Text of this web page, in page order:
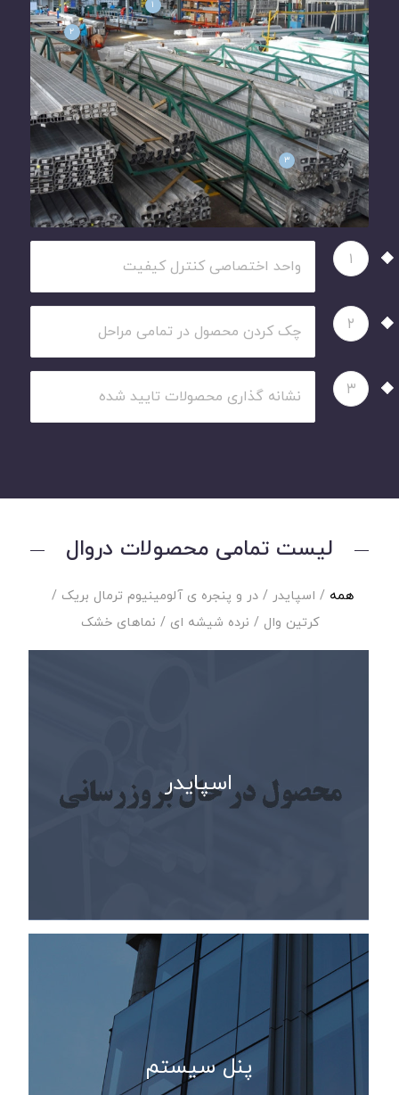
۱
۲
۳
۱ واحد اختصاصی کنترل کیفیت
۲ چک کردن محصول در تمامی مراحل
۳ نشانه گذاری محصولات تایید شده
لیست تمامی محصولات دروال
همه / اسپایدر / در و پنجره ی آلومینیوم ترمال بریک /
کرتین وال / نرده شیشه ای / نماهای خشک
اسپایدر
پنل سیستم